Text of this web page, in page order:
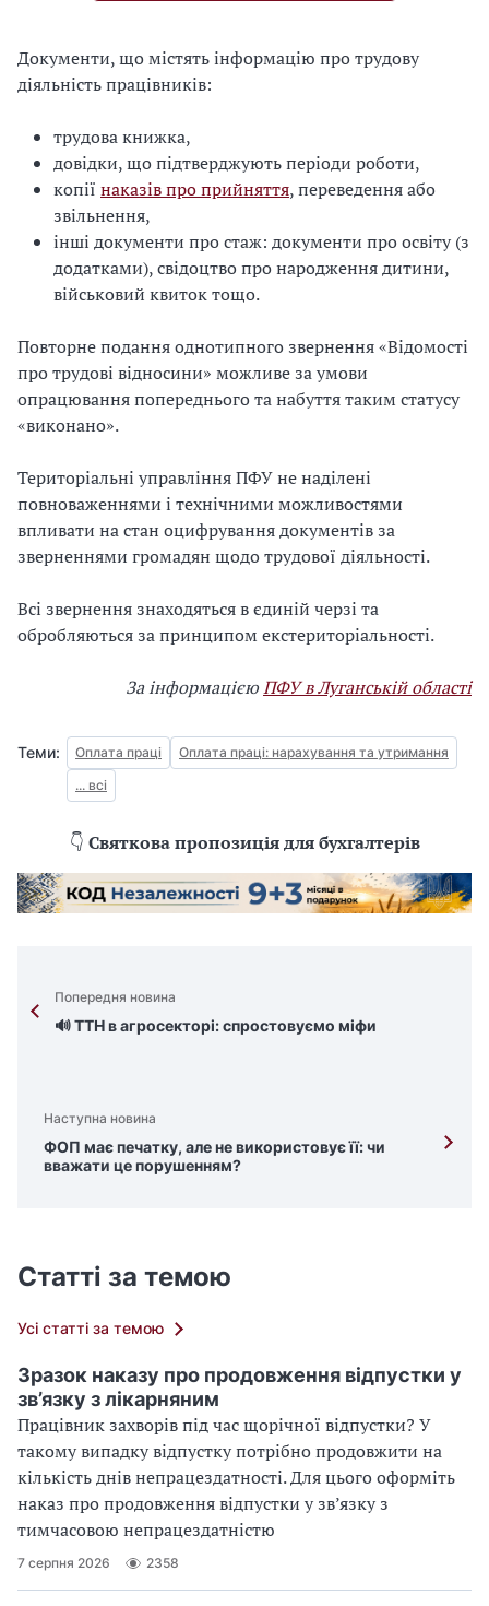
Документи, що містять інформацію про трудову
діяльність працівників:
трудова книжка,
довідки, що підтверджують періоди роботи,
копії наказів про прийняття, переведення або
звільнення,
інші документи про стаж: документи про освіту (з
додатками), свідоцтво про народження дитини,
військовий квиток тощо.
Повторне подання однотипного звернення «Відомості
про трудові відносини» можливе за умови
опрацювання попереднього та набуття таким статусу
«виконано».
Територіальні управління ПФУ не наділені
повноваженнями і технічними можливостями
впливати на стан оцифрування документів за
зверненнями громадян щодо трудової діяльності.
Всі звернення знаходяться в єдиній черзі та
обробляються за принципом екстериторіальності.
За інформацієюПФУ в Луганській області
Теми: Оплата праці
Оплата праці: нарахування та утримання
... всі
👇 Святкова пропозиція для бухгалтерів
Попередня новина
🔊 ТТН в агросекторі: спростовуємо міфи
Наступна новина
ФОП має печатку, але не використовує її: чи
вважати це порушенням?
Статті за темою
Усі статті за темою
Зразок наказу про продовження відпустки у
зв’язку з лікарняним
Працівник захворів під час щорічної відпустки? У
такому випадку відпустку потрібно продовжити на
кількість днів непрацездатності. Для цього оформіть
наказ про продовження відпустки у зв’язку з
тимчасовою непрацездатністю
7 серпня 2026 2358